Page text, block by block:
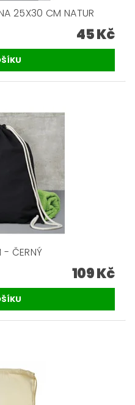
25X30 CM NATUR
45 Kč
- ČERNÝ
109 Kč